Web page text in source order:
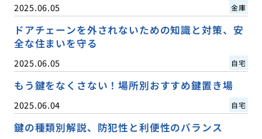
2025.06.05 金庫
ドアチェーンを外されないための知識と対策、安
全な住まいを守る
2025.06.05 自宅
もう鍵をなくさない！場所別おすすめ鍵置き場
2025.06.04 自宅
鍵の種類別解説、防犯性と利便性のバランス